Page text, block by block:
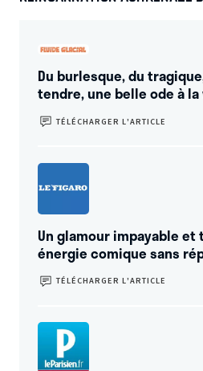
Du burlesque, du
tendre, une belle ode à la
TÉLÉCHARGER L’ARTICLE
Un glamour impayable et
énergie comique sans
TÉLÉCHARGER L’ARTICLE